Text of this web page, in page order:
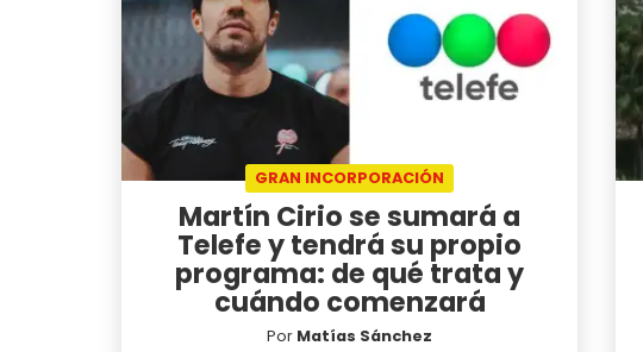
GRAN INCORPORACIÓN
Martín Cirio se sumará a
Telefe y tendrá su propio
programa: de qué trata y
cuándo comenzará
Por Matías Sánchez